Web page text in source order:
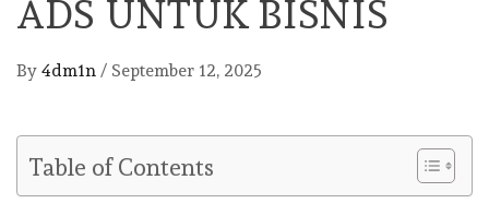
ADS UNTUK BISNIS
By 4dm1n / September 12, 2025
Table of Contents